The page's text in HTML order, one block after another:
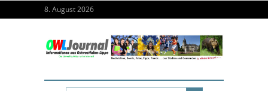
8. August 2026